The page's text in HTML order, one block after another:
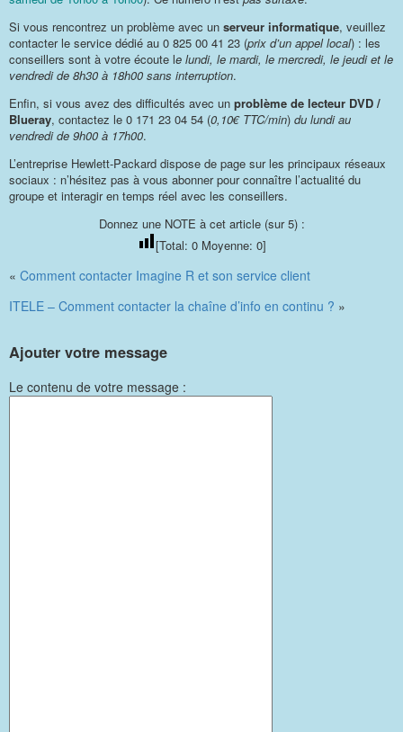
Si vous rencontrez un problème avec un serveur informatique, veuillez
contacter le service dédié au 0 825 00 41 23 (prix d’un appel local) : les
conseillers sont à votre écoute le lundi, le mardi, le mercredi, le jeudi et le
vendredi de 8h30 à 18h00 sans interruption.
Enfin, si vous avez des difficultés avec un problème de lecteur DVD /
Blueray, contactez le 0 171 23 04 54 (0,10€ TTC/min) du lundi au
vendredi de 9h00 à 17h00.
L’entreprise Hewlett-Packard dispose de page sur les principaux réseaux
sociaux : n’hésitez pas à vous abonner pour connaître l’actualité du
groupe et interagir en temps réel avec les conseillers.
Donnez une NOTE à cet article (sur 5) :
[Total: 0Moyenne: 0]
« Comment contacter Imagine R et son service client
ITELE – Comment contacter la chaîne d’info en continu ? »
Ajouter votre message
Le contenu de votre message :